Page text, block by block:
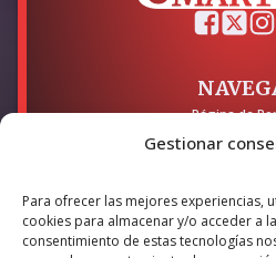
Gestionar
Para ofrecer las mejores experiencias,
cookies para almacenar y/o acceder a
consentimiento de estas tecnologías
Página de
Política de
Política de